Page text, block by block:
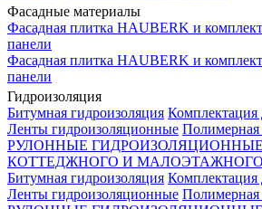
Фасадные материалы
Фасадная плитка HAUBERK и
панели
Фасадная плитка HAUBERK и
панели
Гидроизоляция
Битумная гидроизоляция Комплектация
Ленты гидроизоляционные Полимерная
РУЛОННЫЕ
КОТТЕДЖНОГО И МАЛОЭТАЖНОГО
Битумная гидроизоляция Комплектация
Ленты гидроизоляционные Полимерная